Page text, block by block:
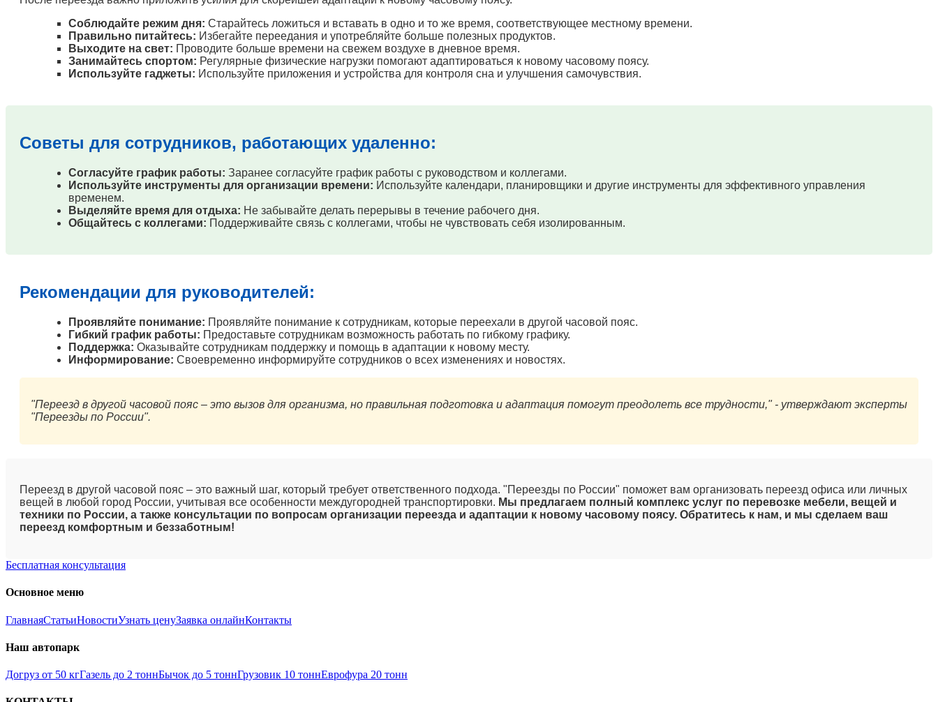
Соблюдайте режим дня: Старайтесь ложиться и вставать в одно и то же время, соответствующее местному времени.
Правильно питайтесь: Избегайте переедания и употребляйте больше полезных продуктов.
Выходите на свет: Проводите больше времени на свежем воздухе в дневное время.
Занимайтесь спортом: Регулярные физические нагрузки помогают адаптироваться к новому часовому поясу.
Используйте гаджеты: Используйте приложения и устройства для контроля сна и улучшения самочувствия.
Советы для сотрудников, работающих удаленно:
Согласуйте график работы: Заранее согласуйте график работы с руководством и коллегами.
Используйте инструменты для организации времени: Используйте календари, планировщики и другие инструменты для эффективного управления
временем.
Выделяйте время для отдыха: Не забывайте делать перерывы в течение рабочего дня.
Общайтесь с коллегами: Поддерживайте связь с коллегами, чтобы не чувствовать себя изолированным.
Рекомендации для руководителей:
Проявляйте понимание: Проявляйте понимание к сотрудникам, которые переехали в другой часовой пояс.
Гибкий график работы: Предоставьте сотрудникам возможность работать по гибкому графику.
Поддержка: Оказывайте сотрудникам поддержку и помощь в адаптации к новому месту.
Информирование: Своевременно информируйте сотрудников о всех изменениях и новостях.
"Переезд в другой часовой пояс – это вызов для организма, но правильная подготовка и адаптация помогут преодолеть все трудности," - утверждают эксперты
"Переезды по России".
Переезд в другой часовой пояс – это важный шаг, который требует ответственного подхода. "Переезды по России" поможет вам организовать переезд офиса или личных
вещей в любой город России, учитывая все особенности междугородней транспортировки. Мы предлагаем полный комплекс услуг по перевозке мебели, вещей и
техники по России, а также консультации по вопросам организации переезда и адаптации к новому часовому поясу. Обратитесь к нам, и мы сделаем ваш
переезд комфортным и беззаботным!
Бесплатная консультация
Основное меню
ГлавнаяСтатьиНовостиУзнать ценуЗаявка онлайнКонтакты
Наш автопарк
Догруз от 50 кгГазель до 2 тоннБычок до 5 тоннГрузовик 10 тоннЕврофура 20 тонн